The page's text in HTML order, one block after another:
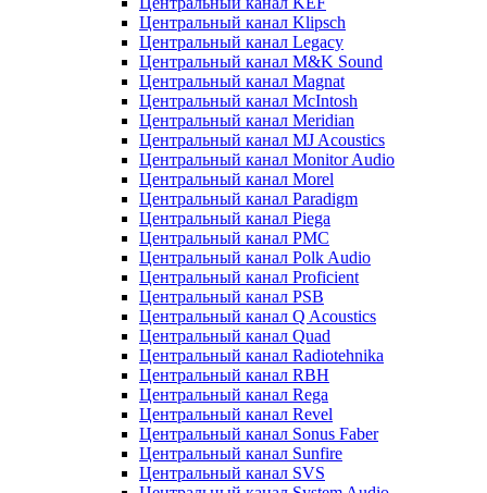
Центральный канал Klipsch
Центральный канал Legacy
Центральный канал M&K Sound
Центральный канал Magnat
Центральный канал McIntosh
Центральный канал Meridian
Центральный канал MJ Acoustics
Центральный канал Monitor Audio
Центральный канал Morel
Центральный канал Paradigm
Центральный канал Piega
Центральный канал PMC
Центральный канал Polk Audio
Центральный канал Proficient
Центральный канал PSB
Центральный канал Q Acoustics
Центральный канал Quad
Центральный канал Radiotehnika
Центральный канал RBH
Центральный канал Rega
Центральный канал Revel
Центральный канал Sonus Faber
Центральный канал Sunfire
Центральный канал SVS